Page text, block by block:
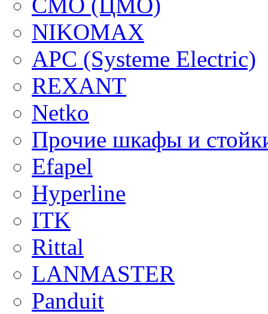
NIKOMAX
APC (Systeme Electric)
REXANT
Netko
Прочие шкафы и
Efapel
Hyperline
ITK
Rittal
LANMASTER
Panduit